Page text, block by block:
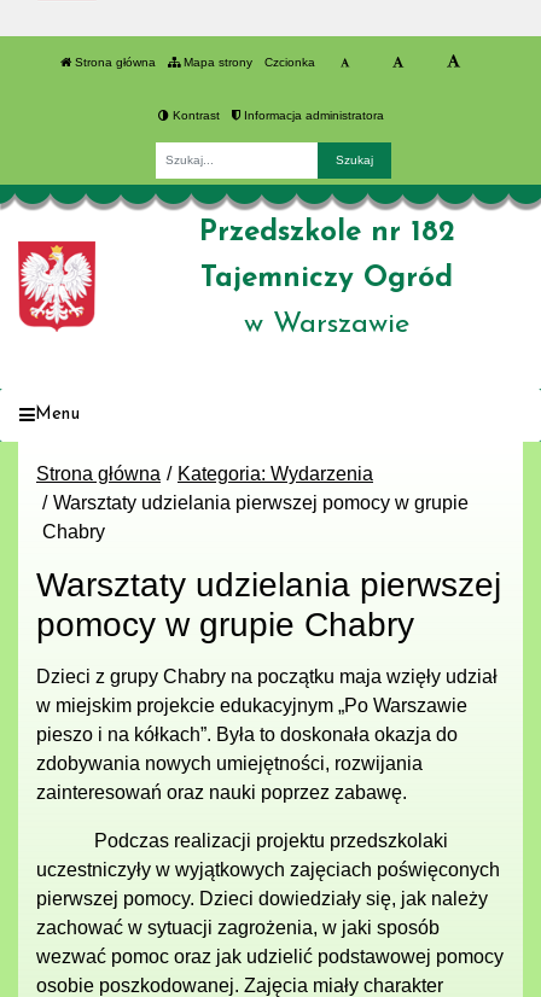
Strona główna Mapa strony Czcionka
Kontrast Informacja administratora
Przedszkole nr 182
Tajemniczy Ogród
w Warszawie
Menu
Strona główna
Kategoria: Wydarzenia
Warsztaty udzielania pierwszej pomocy w grupie
Chabry
Warsztaty udzielania pierwszej
pomocy w grupie Chabry
Dzieci z grupy Chabry na początku maja wzięły udział
w miejskim projekcie edukacyjnym „Po Warszawie
pieszo i na kółkach”. Była to doskonała okazja do
zdobywania nowych umiejętności, rozwijania
zainteresowań oraz nauki poprzez zabawę.
Podczas realizacji projektu przedszkolaki
uczestniczyły w wyjątkowych zajęciach poświęconych
pierwszej pomocy. Dzieci dowiedziały się, jak należy
zachować w sytuacji zagrożenia, w jaki sposób
wezwać pomoc oraz jak udzielić podstawowej pomocy
osobie poszkodowanej. Zajęcia miały charakter